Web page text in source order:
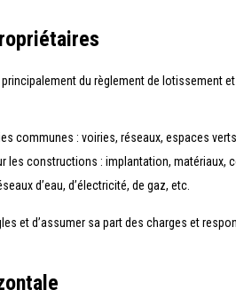
du règlement de lotissement
communes : voiries, réseaux, espaces
les constructions : implantation, matériaux,
d’eau, d’électricité, de gaz, etc.
et d’assumer sa part des charges et